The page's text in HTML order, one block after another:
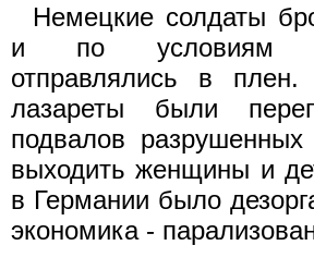
Немецкие солдаты
и по условиям
отправлялись в плен.
лазареты были
подвалов
выходить женщины и
в Германии было
экономика -